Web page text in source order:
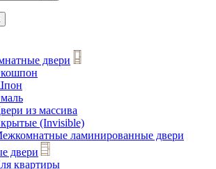
двери
из массива
(Invisible)
ламинированные двери
двери
квартиры